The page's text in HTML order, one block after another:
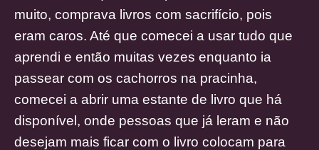
muito, comprava livros com sacrifício, pois
eram caros. Até que comecei a usar tudo que
aprendi e então muitas vezes enquanto ia
passear com os cachorros na pracinha,
comecei a abrir uma estante de livro que há
disponível, onde pessoas que já leram e não
desejam mais ficar com o livro colocam para